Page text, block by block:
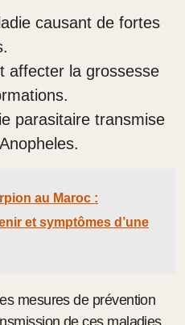
causant de fortes
affecter la grossesse
parasitaire transmise
au Maroc :
et symptômes d’une
mesures de prévention
de ces maladies.